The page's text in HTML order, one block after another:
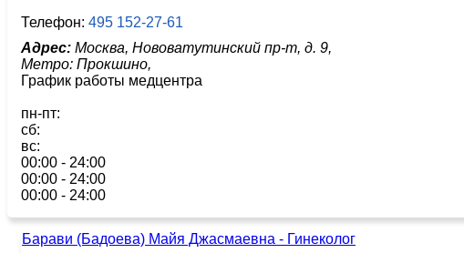
Телефон: 495 152-27-61
Адрес: Москва, Нововатутинский пр-т, д. 9,
Метро: Прокшино,
График работы медцентра
пн-пт:
сб:
вс:
00:00 - 24:00
00:00 - 24:00
00:00 - 24:00
Барави (Бадоева) Майя Джасмаевна - Гинеколог